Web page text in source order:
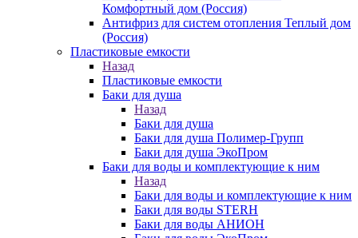
Комфортный дом (Россия)
Антифриз для систем отопления Теплый дом
(Россия)
Пластиковые емкости
Назад
Пластиковые емкости
Баки для душа
Назад
Баки для душа
Баки для душа Полимер-Групп
Баки для душа ЭкоПром
Баки для воды и комплектующие к ним
Назад
Баки для воды и комплектующие к ним
Баки для воды STERH
Баки для воды АНИОН